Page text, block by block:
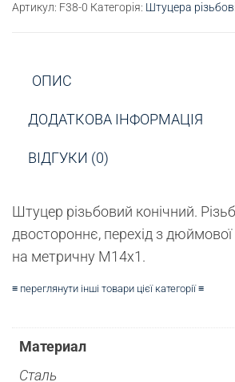
Артикул: F38-0 Категорія: Штуцера різьбові
ОПИС
ДОДАТКОВА ІНФОРМАЦІЯ
ВІДГУКИ (0)
Штуцер різьбовий конічний.
двостороннє, перехід з дюймової
на метричну М14х1.
≡ переглянути інші товари цієї категорії ≡
Материал
Сталь